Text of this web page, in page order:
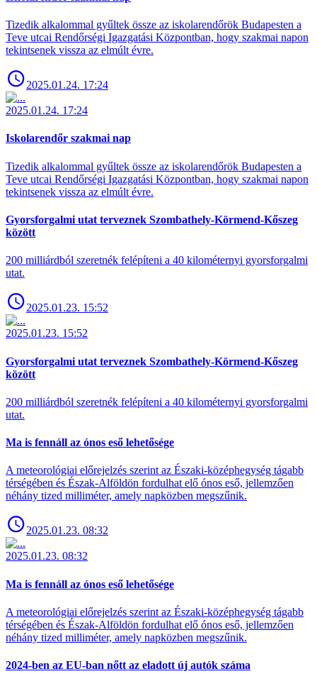
Tizedik alkalommal gyűltek össze az iskolarendőrök Budapesten a
Teve utcai Rendőrségi Igazgatási Központban, hogy szakmai napon
tekintsenek vissza az elmúlt évre.
2025.01.24. 17:24
2025.01.24. 17:24
Iskolarendőr szakmai nap
Tizedik alkalommal gyűltek össze az iskolarendőrök Budapesten a
Teve utcai Rendőrségi Igazgatási Központban, hogy szakmai napon
tekintsenek vissza az elmúlt évre.
Gyorsforgalmi utat terveznek Szombathely-Körmend-Kőszeg
között
200 milliárdból szeretnék felépíteni a 40 kilométernyi gyorsforgalmi
utat.
2025.01.23. 15:52
2025.01.23. 15:52
Gyorsforgalmi utat terveznek Szombathely-Körmend-Kőszeg
között
200 milliárdból szeretnék felépíteni a 40 kilométernyi gyorsforgalmi
utat.
Ma is fennáll az ónos eső lehetősége
A meteorológiai előrejelzés szerint az Északi-középhegység tágabb
térségében és Észak-Alföldön fordulhat elő ónos eső, jellemzően
néhány tized milliméter, amely napközben megszűnik.
2025.01.23. 08:32
2025.01.23. 08:32
Ma is fennáll az ónos eső lehetősége
A meteorológiai előrejelzés szerint az Északi-középhegység tágabb
térségében és Észak-Alföldön fordulhat elő ónos eső, jellemzően
néhány tized milliméter, amely napközben megszűnik.
2024-ben az EU-ban nőtt az eladott új autók száma